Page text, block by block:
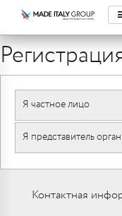
Я частное лицо
Я представитель
Контактная